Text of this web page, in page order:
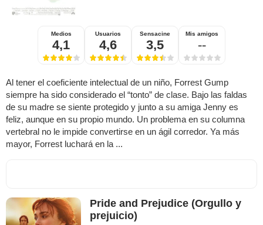
Medios
4,1
Usuarios
4,6
Sensacine
3,5
Mis amigos
--
Al tener el coeficiente intelectual de un niño, Forrest Gump
siempre ha sido considerado el “tonto” de clase. Bajo las faldas
de su madre se siente protegido y junto a su amiga Jenny es
feliz, aunque en su propio mundo. Un problema en su columna
vertebral no le impide convertirse en un ágil corredor. Ya más
mayor, Forrest luchará en la ...
Pride and Prejudice (Orgullo y
prejuicio)